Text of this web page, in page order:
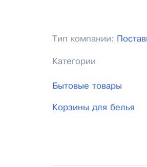
Тип компании:
Категории
Бытовые товары
Корзины для белья